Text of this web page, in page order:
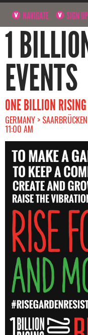
NAVIGATE SIGN UP
1
EVENTS
ONE BILLION
GERMANY >
11:00 AM